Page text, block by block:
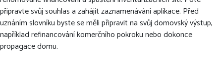
připravte svůj souhlas a zahájit zaznamenávání aplikace. Před
uznáním slovníku byste se měli připravit na svůj domovský výstup,
například refinancování komerčního pokroku nebo dokonce
propagace domu.